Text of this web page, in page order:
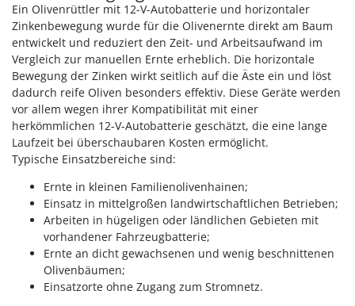
Ein Olivenrüttler mit 12-V-Autobatterie und horizontaler
Zinkenbewegung wurde für die Olivenernte direkt am Baum
entwickelt und reduziert den Zeit- und Arbeitsaufwand im
Vergleich zur manuellen Ernte erheblich. Die horizontale
Bewegung der Zinken wirkt seitlich auf die Äste ein und löst
dadurch reife Oliven besonders effektiv. Diese Geräte werden
vor allem wegen ihrer Kompatibilität mit einer
herkömmlichen 12-V-Autobatterie geschätzt, die eine lange
Laufzeit bei überschaubaren Kosten ermöglicht.
Typische Einsatzbereiche sind:
Ernte in kleinen Familienolivenhainen;
Einsatz in mittelgroßen landwirtschaftlichen Betrieben;
Arbeiten in hügeligen oder ländlichen Gebieten mit
vorhandener Fahrzeugbatterie;
Ernte an dicht gewachsenen und wenig beschnittenen
Olivenbäumen;
Einsatzorte ohne Zugang zum Stromnetz.